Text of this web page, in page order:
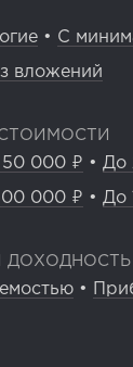
• С
вложений
000 ₽ • До
000 ₽ • До
ДОХОДНОСТЬ
•